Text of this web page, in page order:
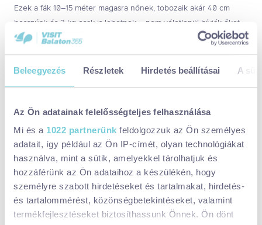
Beleegyezés Részletek Hirdetés beállításai A
Az Ön adatainak felelősségteljes felhasználása
Mi és a 1022 partnerünk feldolgozzuk az Ön személyes
adatait, így például az Ön IP-címét, olyan technológiákat
használva, mint a sütik, amelyekkel tárolhatjuk és
hozzáférünk az Ön adataihoz a készülékén, hogy
személyre szabott hirdetéseket és tartalmakat, hirdetés-
és tartalommérést, közönségbetekintéseket, valamint
termékfejlesztéseket biztosíthassunk Önnek. Ön dönt
Ezek a fák 10–15 méter magasra nőnek, tobozaik akár 40 cm
hosszúak és 2 kg-osak is lehetnek – nem véletlenül hívják őket
az angolok „özvegycsináló fáknak”. Nem lenne szerencsés, ha a
fejünkre pottyannának.